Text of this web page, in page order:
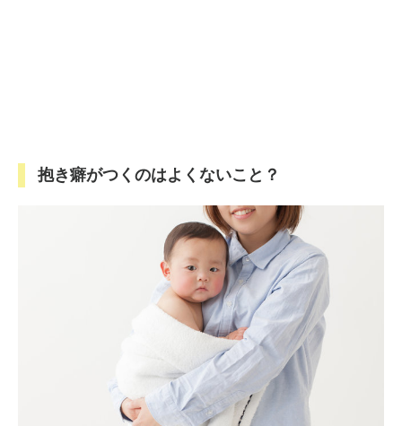
抱き癖がつくのはよくないこと？